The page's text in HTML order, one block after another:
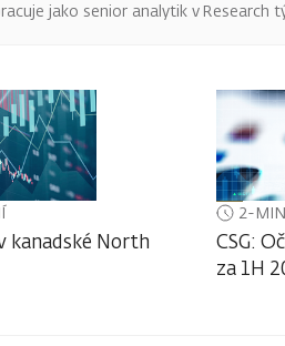
jako senior analytik v
kanadské North
2-
CSG:
za 1H